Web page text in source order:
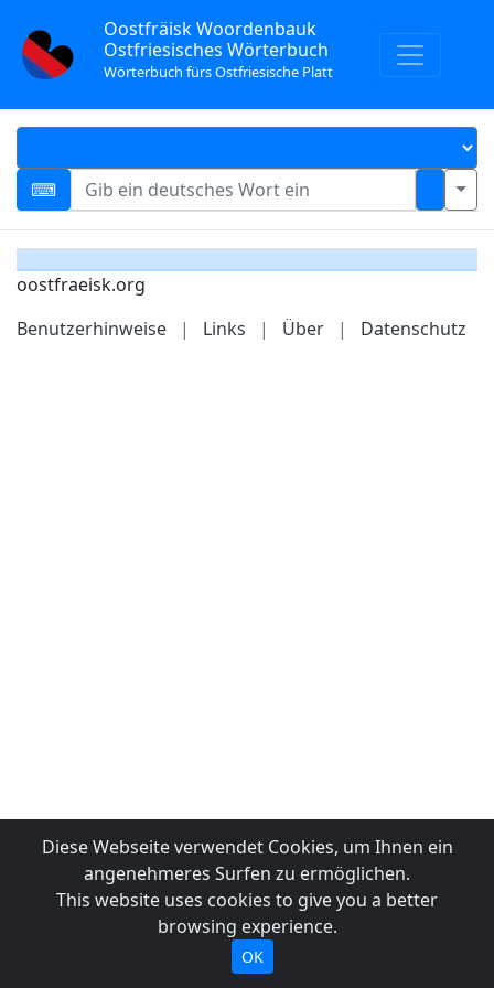
Oostfräisk Woordenbauk
Ostfriesisches Wörterbuch
Wörterbuch fürs Ostfriesische Platt
oostfraeisk.org
Benutzerhinweise
| Links | Über | Datenschutz
Diese Webseite verwendet Cookies, um Ihnen ein
angenehmeres Surfen zu ermöglichen.
This website uses cookies to give you a better
browsing experience.
OK